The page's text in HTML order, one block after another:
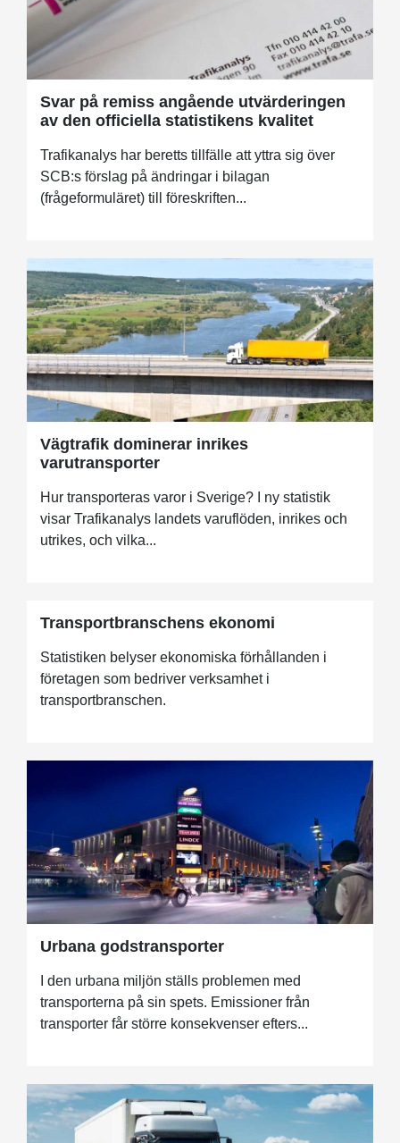
Svar på remiss angående utvärderingen
av den officiella statistikens kvalitet
Trafikanalys har beretts tillfälle att yttra sig över
SCB:s förslag på ändringar i bilagan
(frågeformuläret) till föreskriften...
Vägtrafik dominerar inrikes
varutransporter
Hur transporteras varor i Sverige? I ny statistik
visar Trafikanalys landets varuflöden, inrikes och
utrikes, och vilka...
Transportbranschens ekonomi
Statistiken belyser ekonomiska förhållanden i
företagen som bedriver verksamhet i
transportbranschen.
Urbana godstransporter
I den urbana miljön ställs problemen med
transporterna på sin spets. Emissioner från
transporter får större konsekvenser efters...